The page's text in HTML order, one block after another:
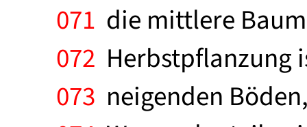
071 die mittlere
072 Herbstpflanzung
073 neigenden